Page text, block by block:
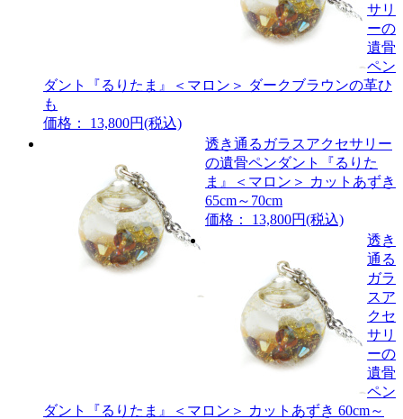
サリ
ーの
遺骨
ペン
ダント『るりたま』＜マロン＞ ダークブラウンの革ひ
も
価格： 13,800円(税込)
透き通るガラスアクセサリー
の遺骨ペンダント『るりた
ま』＜マロン＞ カットあずき
65cm～70cm
価格： 13,800円(税込)
透き
通る
ガラ
スア
クセ
サリ
ーの
遺骨
ペン
ダント『るりたま』＜マロン＞ カットあずき 60cm～